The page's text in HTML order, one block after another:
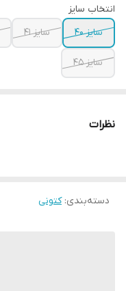
انتخاب سایز
سایز ۴۰
سایز ۴۱
سایز ۴۵
نظرات
دسته‌بندی:کتونی